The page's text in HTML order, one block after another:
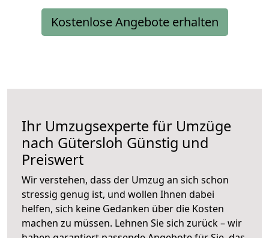
Kostenlose Angebote erhalten
Ihr Umzugsexperte für Umzüge
nach Gütersloh Günstig und
Preiswert
Wir verstehen, dass der Umzug an sich schon
stressig genug ist, und wollen Ihnen dabei
helfen, sich keine Gedanken über die Kosten
machen zu müssen. Lehnen Sie sich zurück – wir